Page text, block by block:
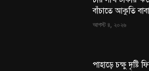
বাঁচাতে আকুতি
আগস্ট ৪, ২০২৬
পাহাড়ে চক্ষু